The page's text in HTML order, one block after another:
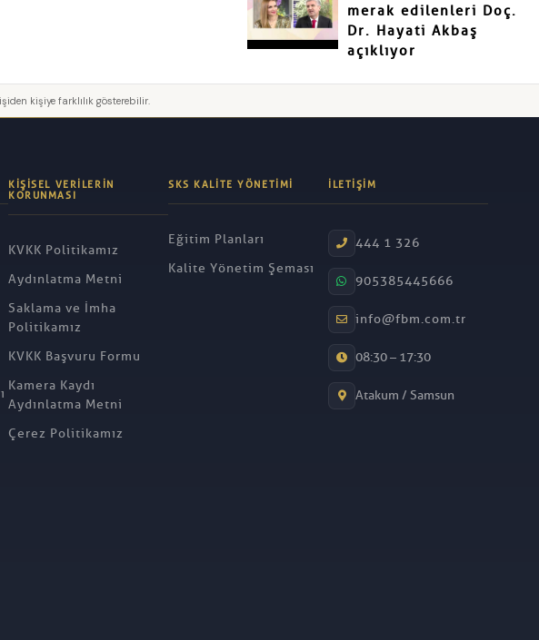
merak edilenleri Doç.
Dr. Hayati Akbaş
açıklıyor
kişiye farklılık gösterebilir.
KIŞISEL VERILERIN
KORUNMASI
KVKK Politikamız
Aydınlatma Metni
Saklama ve İmha
Politikamız
KVKK Başvuru Formu
Kamera Kaydı
Aydınlatma Metni
Çerez Politikamız
SKS KALITE YÖNETIMI
Eğitim Planları
Kalite Yönetim Şeması
İLETIŞIM
444 1 326
905385445666
info@fbm.com.tr
08:30 – 17:30
Atakum / Samsun